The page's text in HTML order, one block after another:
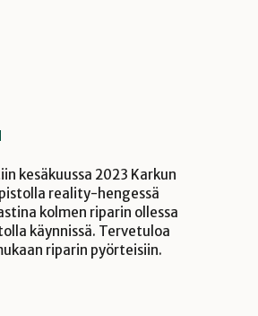
kesäkuussa 2023 Karkun
reality-hengessä
kolmen riparin ollessa
käynnissä. Tervetuloa
riparin pyörteisiin.